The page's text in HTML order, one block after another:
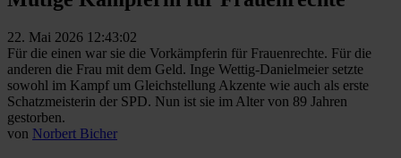
22. Mai 2026 12:43:02
Für die einen war sie die Vorkämpferin für Frauenrechte. Für die
anderen die Frau mit dem Geld. Inge Wettig-Danielmeier setzte
sowohl im Kampf um Gleichstellung Akzente wie auch als erste
Schatzmeisterin der SPD. Nun ist sie im Alter von 89 Jahren
gestorben.
von Norbert Bicher